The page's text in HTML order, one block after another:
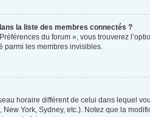
la liste des membres connectés ?
du forum », vous trouverez
parmi les membres invisibles.
horaire différent de celui dans lequel
York, Sydney, etc.). Notez que la